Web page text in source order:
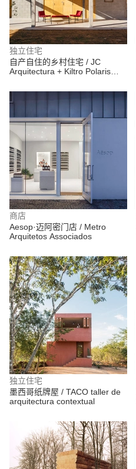
独立住宅
自产自住的乡村住宅 / JC
Arquitectura + Kiltro Polaris
商店
Aesop·迈阿密门店 / Metro
Arquitetos Associados
独立住宅
墨西哥纸牌屋 / TACO taller de
arquitectura contextual